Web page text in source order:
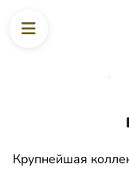
Крупнейшая